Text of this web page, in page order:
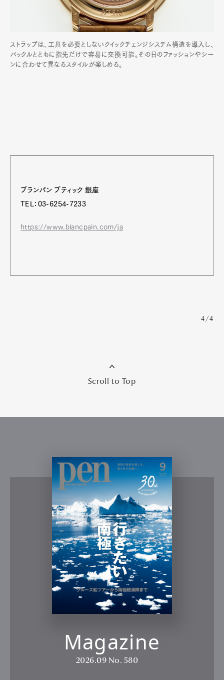
ストラップは、工具を必要としないクイックチェンジシステム構造を導入し、
バックルとともに指先だけで容易に交換可能。その日のファッションやシー
ンに合わせて異なるスタイルが楽しめる。
ブランパン ブティック 銀座
TEL：03-6254-7233
https://www.blancpain.com/ja
4/4
Scroll to Top
Magazine
2026.09 No. 580